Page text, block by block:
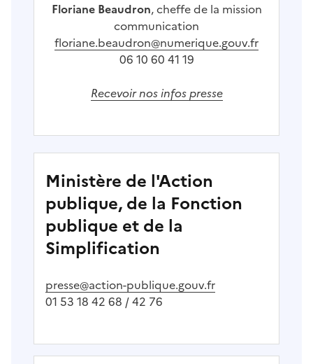
Floriane Beaudron, cheffe de la mission
communication
floriane.beaudron@numerique.gouv.fr
06 10 60 41 19
Recevoir nos infos presse
Ministère de l'Action
publique, de la Fonction
publique et de la
Simplification
presse@action-publique.gouv.fr
01 53 18 42 68 / 42 76